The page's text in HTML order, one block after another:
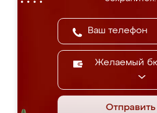
Желаемый
Отправить